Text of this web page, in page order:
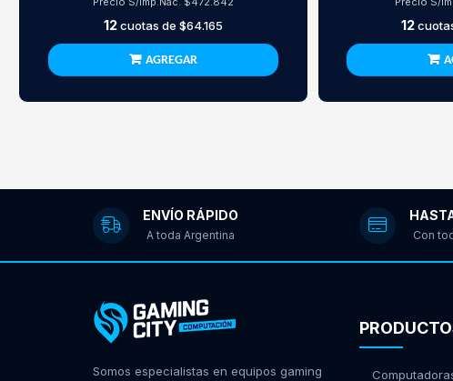
12cuotas de $64.165
AGREGAR
12
ENVÍO RÁPIDO
A toda Argentina Con
Somos especialistas en equipos gaming